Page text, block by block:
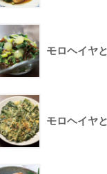
モロヘイヤ
モロヘイヤ